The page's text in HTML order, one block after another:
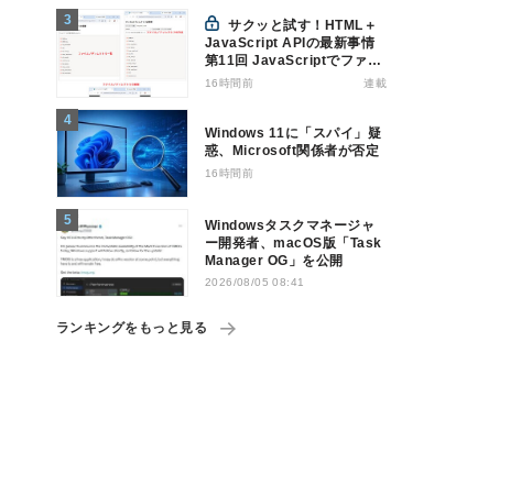
サクッと試す！HTML＋
JavaScript APIの最新事情
第11回 JavaScriptでファイ
ル管理！Origin Private File
16時間前 連載
Windows 11に「スパイ」疑
惑、Microsoft関係者が否定
16時間前
Windowsタスクマネージャ
ー開発者、macOS版「Task
Manager OG」を公開
2026/08/05 08:41
ランキングをもっと見る